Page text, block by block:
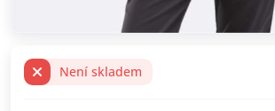
Není skladem